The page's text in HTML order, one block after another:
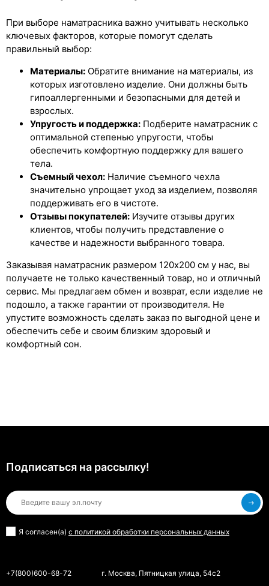
При выборе наматрасника важно учитывать несколько
ключевых факторов, которые помогут сделать
правильный выбор:
Материалы: Обратите внимание на материалы, из
которых изготовлено изделие. Они должны быть
гипоаллергенными и безопасными для детей и
взрослых.
Упругость и поддержка: Подберите наматрасник с
оптимальной степенью упругости, чтобы
обеспечить комфортную поддержку для вашего
тела.
Съемный чехол: Наличие съемного чехла
значительно упрощает уход за изделием, позволяя
поддерживать его в чистоте.
Отзывы покупателей: Изучите отзывы других
клиентов, чтобы получить представление о
качестве и надежности выбранного товара.
Заказывая наматрасник размером 120x200 см у нас, вы
получаете не только качественный товар, но и отличный
сервис. Мы предлагаем обмен и возврат, если изделие не
подошло, а также гарантии от производителя. Не
упустите возможность сделать заказ по выгодной цене и
обеспечить себе и своим близким здоровый и
комфортный сон.
Подписаться на рассылкy!
Я согласен(a) с политикой обработки персональных данных
+7(800)600-68-72 г. Москва, Пятницкая улица, 54с2